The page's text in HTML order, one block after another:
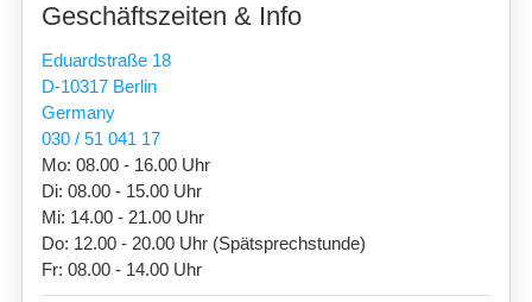
Geschäftszeiten & Info
Eduardstraße 18
D-10317 Berlin
Germany
030 / 51 041 17
Mo: 08.00 - 16.00 Uhr
Di: 08.00 - 15.00 Uhr
Mi: 14.00 - 21.00 Uhr
Do: 12.00 - 20.00 Uhr (Spätsprechstunde)
Fr: 08.00 - 14.00 Uhr